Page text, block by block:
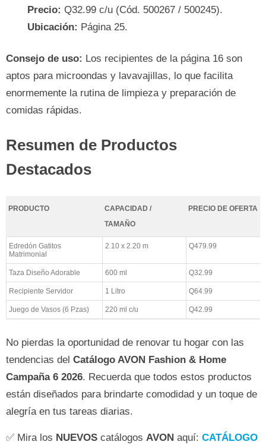
Precio: Q32.99 c/u (Cód. 500267 / 500245).
Ubicación: Página 25.
Consejo de uso: Los recipientes de la página 16 son
aptos para microondas y lavavajillas, lo que facilita
enormemente la rutina de limpieza y preparación de
comidas rápidas.
Resumen de Productos
Destacados
PRODUCTO
CAPACIDAD /
TAMAÑO
PRECIO DE OFERTA
Edredón Gatitos
Matrimonial
2.10 x 2.20 m Q479.99
Taza Diseño Adorable 600 ml Q32.99
Recipiente Servidor 1 Litro Q64.99
Juego de Vasos (6 Pzas) 220 ml c/u Q42.99
No pierdas la oportunidad de renovar tu hogar con las
tendencias del Catálogo AVON Fashion & Home
Campaña 6 2026. Recuerda que todos estos productos
están diseñados para brindarte comodidad y un toque de
alegría en tus tareas diarias.
✅ Mira los NUEVOS catálogos AVON aquí: CATÁLOGO